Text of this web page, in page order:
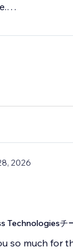
2026
Technologiesチ
so much for